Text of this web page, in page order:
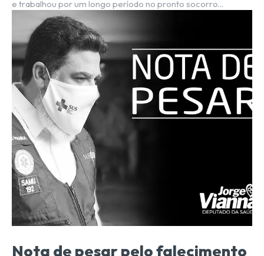
e trabalhou por um longo período no pronto socorro...
Nota de pesar pelo falecimento